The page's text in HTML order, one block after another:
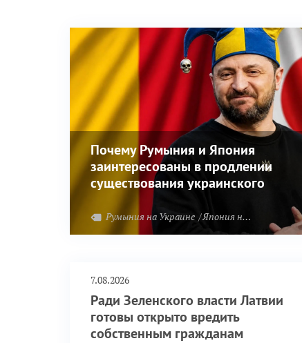
Почему Румыния и Япония
заинтересованы в продлении
существования украинского
режима?
Румыния на Украине Япония на Украине
7.08.2026
Ради Зеленского власти Латвии
готовы открыто вредить
собственным гражданам